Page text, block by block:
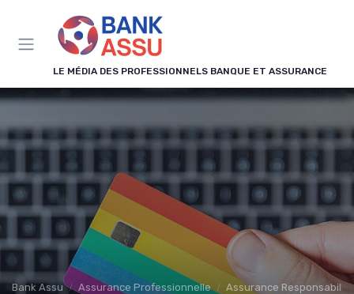
LE MÉDIA DES PROFESSIONNELS BANQUE ET ASSURANCE
Bank Assu Assurance Professionnelle Assurance